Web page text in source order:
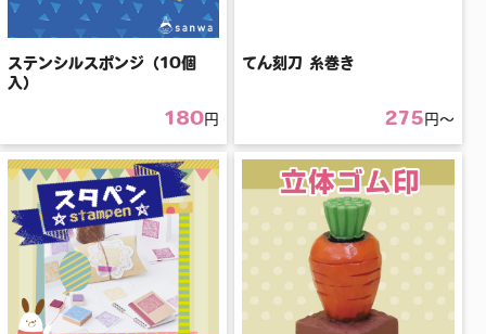
ステンシルスポンジ（10個
入）
180円
てん刻刀 糸巻き
275 円〜